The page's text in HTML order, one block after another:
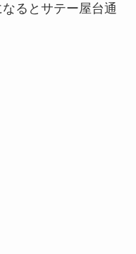
るとサテー屋台通